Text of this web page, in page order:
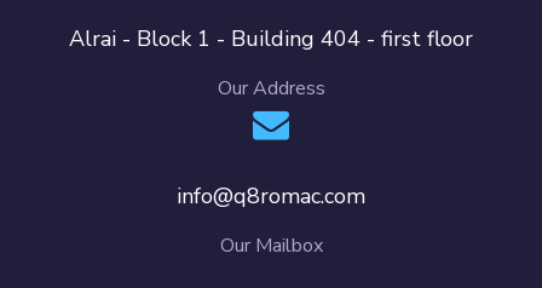
Alrai - Block 1 - Building 404 - first floor
Our Address
info@q8romac.com
Our Mailbox